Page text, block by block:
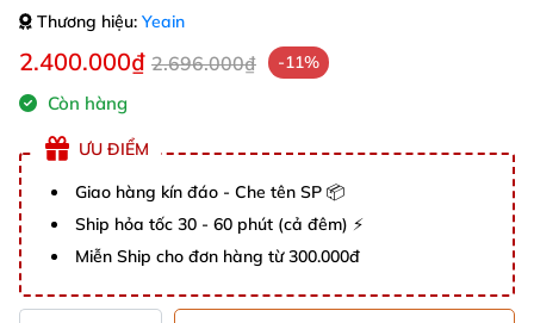
Thương hiệu: Yeain
2.400.000₫ 2.696.000₫ -11%
Còn hàng
ƯU ĐIỂM
Giao hàng kín đáo - Che tên SP 📦
Ship hỏa tốc 30 - 60 phút (cả đêm) ⚡
Miễn Ship cho đơn hàng từ 300.000đ